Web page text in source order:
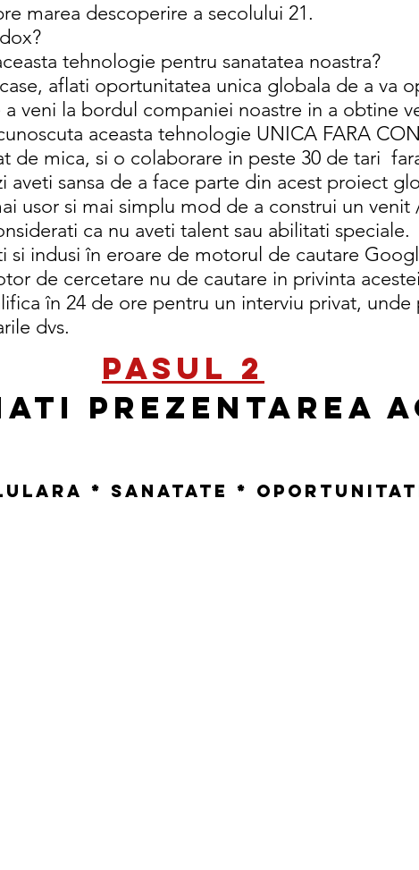
marea descoperire a secolului 21.
tehnologie pentru sanatatea noastra?
aflati oportunitatea unica globala de a va
veni la bordul companiei noastre in a obtine
aceasta tehnologie UNICA FARA
de mica, si o colaborare in peste 30 de tari
sansa de a face parte din acest proiect
usor si mai simplu mod de a construi un venit
ca nu aveti talent sau abilitati speciale.
si indusi în eroare de motorul de cautare
de cercetare nu de cautare in privinta
în 24 de ore pentru un interviu privat,
dvs.
PASUL 2
Prezentarea
* Sanatate *